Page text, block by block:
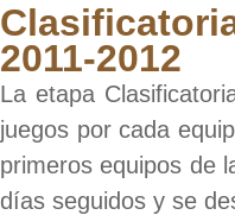
2011-2012
La etapa
juegos por cada
primeros equipos de
días seguidos y se